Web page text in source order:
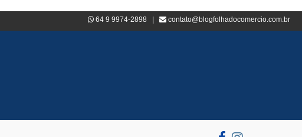
64 9 9974-2898 | contato@blogfolhadocomercio.com.br